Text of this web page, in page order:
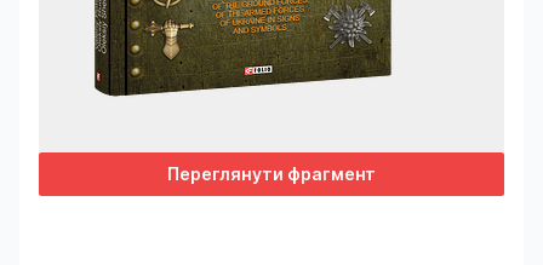
Переглянути фрагмент